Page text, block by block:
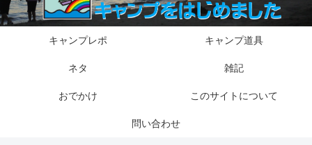
キャンプレポ キャンプ道具
ネタ 雑記
おでかけ このサイトについて
問い合わせ